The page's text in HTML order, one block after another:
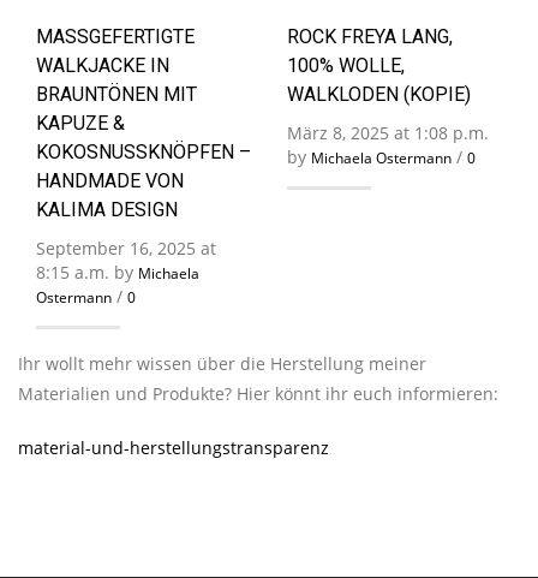
MASSGEFERTIGTE W
ALKJACKE IN B
RAUNTÖNEN MIT K
APUZE & K
OKOSNUSSKNÖPFEN – H
ANDMADE VON K
ALIMA DESIGN
September 16, 2025 at
8:15 a.m. by Michaela
Ostermann / 0
ROCK FREYA LANG,
100% WOLLE,
WALKLODEN (KOPIE)
März 8, 2025 at 1:08 p.m.
by Michaela Ostermann / 0
Ihr wollt mehr wissen über die Herstellung meiner
Materialien und Produkte? Hier könnt ihr euch informieren:
material-und-herstellungstransparenz